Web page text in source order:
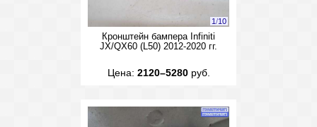
1/10
Кронштейн бампера Infiniti
JX/QX60 (L50) 2012-2020 гг.
Цена: 2120–5280руб.